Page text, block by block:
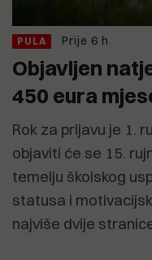
PULA Prije 6 h
Objavljen
450 eura
Rok za prijavu je 1.
objaviti će se 15.
temelju školskog
statusa i
najviše dvije